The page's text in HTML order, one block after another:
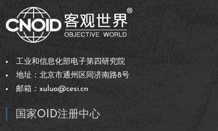
工业和信息化部电子第四研究院
地址：北京市通州区同济南路8号
邮箱：xuluo@cesi.cn
国家OID注册中心